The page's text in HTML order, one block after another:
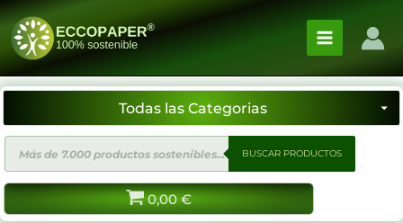
Ir
contenido
de
productos
BUSCAR PRODUCTOS
0,00 €